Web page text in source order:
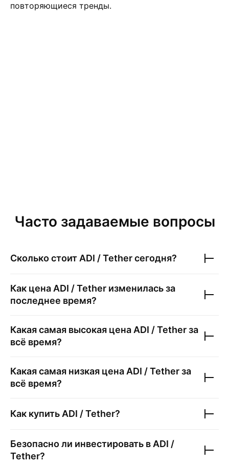
повторяющиеся тренды.
Часто задаваемые вопросы
Сколько стоит ADI / Tetherсегодня?
Как цена ADI / Tether изменилась за
последнее время?
Какая самая высокая цена ADI / Tetherза
всё время?
Какая самая низкая цена ADI / Tetherза
всё время?
Как купить ADI / Tether?
Безопасно ли инвестировать в ADI /
Tether?